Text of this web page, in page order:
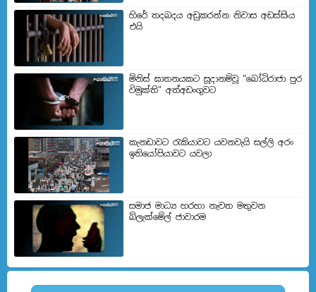
හිරේ තදබදය අඩුකරන්න නිවාස අඩස්සිය
එයි
මිනිස් ඝාතනයකට සූදානම්වූ "බෝධිරාජා පුර
විමුක්ති" අත්අඩංගුවට
කැනඩාවට රැකියාවට යවනවැයි සල්ලි අරං
ඉතියෝපියාවට යවලා
සමාජ මාධ්‍ය හරහා නැවත මතුවන
බ්ලැක්මේල් ජාවාරම